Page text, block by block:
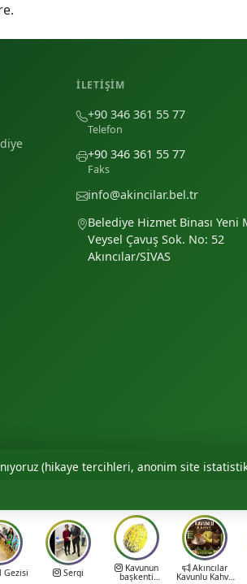
İLETIŞIM
+90 346 361 55 77
Telefon
+90 346 361 55 77
Faks
info@akincilar.bel.tr
Belediye Hizmet Binası Yeni
Veysel Çavuş Sok. No: 52
Akıncılar/SİVAS
(hikaye tercihleri, anonim site
Sergi Kavunun
başkenti
Akıncılar
Kavunlu Kahve